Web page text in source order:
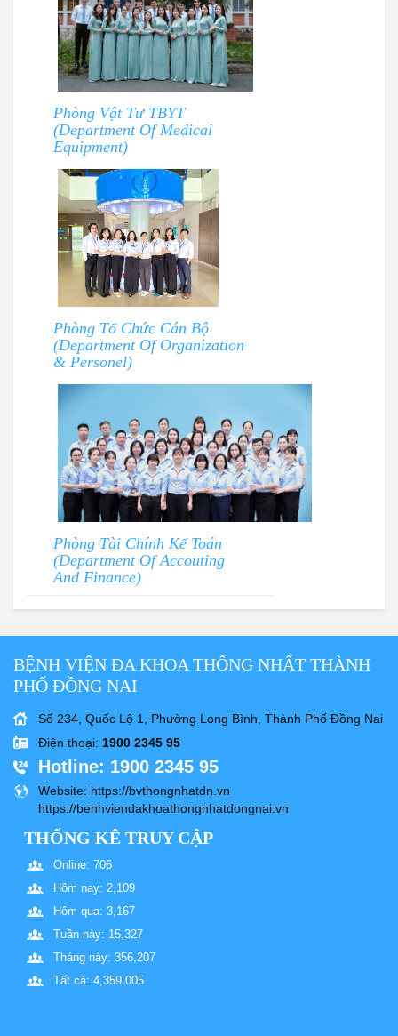
Phòng Vật Tư TBYT
(Department Of Medical
Equipment)
Phòng Tổ Chức Cán Bộ
(Department Of Organization
& Personel)
Phòng Tài Chính Kế Toán
(Department Of Accouting
And Finance)
BỆNH VIỆN ĐA KHOA THỐNG NHẤT THÀNH
PHỐ ĐỒNG NAI
Số 234, Quốc Lộ 1, Phường Long Bình, Thành Phố Đồng Nai
Điện thoại: 1900 2345 95
Hotline: 1900 2345 95
Website: https://bvthongnhatdn.vn
https://benhviendakhoathongnhatdongnai.vn
THỐNG KÊ TRUY CẬP
Online: 706
Hôm nay: 2,109
Hôm qua: 3,167
Tuần này: 15,327
Tháng này: 356,207
Tất cả: 4,359,005